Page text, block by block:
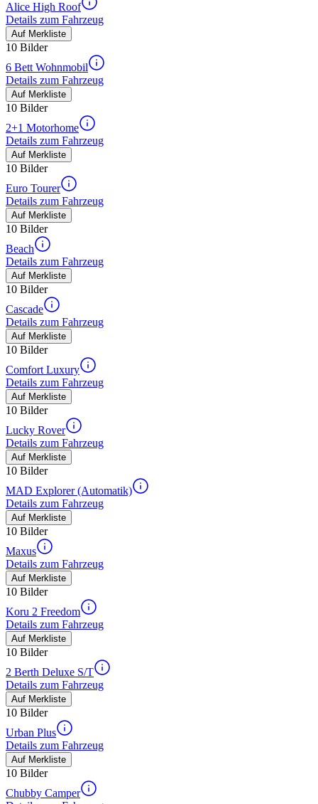
Alice High Roof
Details zum Fahrzeug
Auf Merkliste
10 Bilder
6 Bett Wohnmobil
Details zum Fahrzeug
Auf Merkliste
10 Bilder
2+1 Motorhome
Details zum Fahrzeug
Auf Merkliste
10 Bilder
Euro Tourer
Details zum Fahrzeug
Auf Merkliste
10 Bilder
Beach
Details zum Fahrzeug
Auf Merkliste
10 Bilder
Cascade
Details zum Fahrzeug
Auf Merkliste
10 Bilder
Comfort Luxury
Details zum Fahrzeug
Auf Merkliste
10 Bilder
Lucky Rover
Details zum Fahrzeug
Auf Merkliste
10 Bilder
MAD Explorer (Automatik)
Details zum Fahrzeug
Auf Merkliste
10 Bilder
Maxus
Details zum Fahrzeug
Auf Merkliste
10 Bilder
Koru 2 Freedom
Details zum Fahrzeug
Auf Merkliste
10 Bilder
2 Berth Deluxe S/T
Details zum Fahrzeug
Auf Merkliste
10 Bilder
Urban Plus
Details zum Fahrzeug
Auf Merkliste
10 Bilder
Chubby Camper